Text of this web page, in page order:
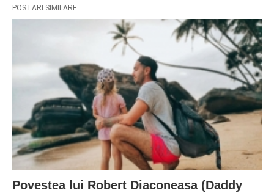
POSTARI SIMILARE
Povestea lui Robert Diaconeasa (Daddy